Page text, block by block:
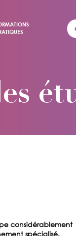
considérablement
spécialisé.